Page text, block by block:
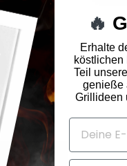
🔥
Erhalte
köstlichen
Teil
genieße
Grillideen